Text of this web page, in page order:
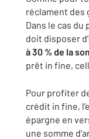
réclament des
Dans le cas
doit disposer
à 30 % de la
prêt in fine,
Pour profiter
crédit in fine,
épargne en
une somme